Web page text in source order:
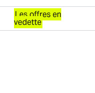
Les offres en
vedette